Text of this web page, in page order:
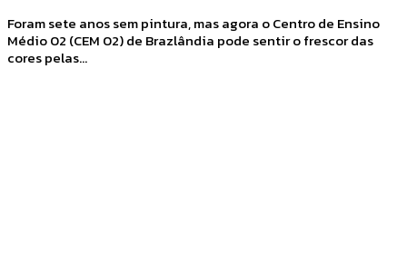
Foram sete anos sem pintura, mas agora o Centro de Ensino
Médio 02 (CEM 02) de Brazlândia pode sentir o frescor das
cores pelas...